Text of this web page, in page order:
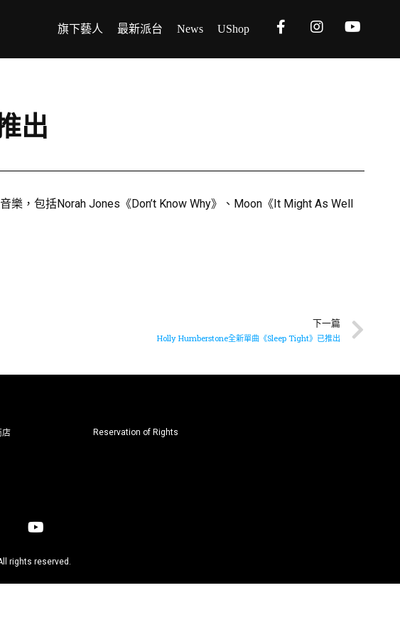
旗下藝人 最新派台 News UShop
出
，包括Norah Jones《Don’t Know Why》、Moon《It Might As Well
下一篇
Holly Humberstone全新單曲《Sleep Tight》已推出
店 Reservation of Rights
rights reserved.